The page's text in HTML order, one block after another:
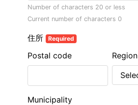
Number of characters 20 or less
Current number of characters 0
住所 Required
Postal code Region
Municipality